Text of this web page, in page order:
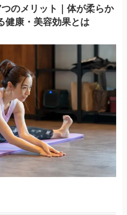
のメリット｜体が柔らか
健康・美容効果とは